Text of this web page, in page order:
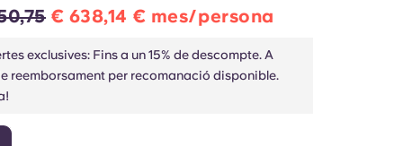
Col·laborar amb Yugo
Informació per a pares
€ 638,14 € mes/persona
exclusives: Fins a un 15% de descompte. A
reemborsament per recomanació disponible.